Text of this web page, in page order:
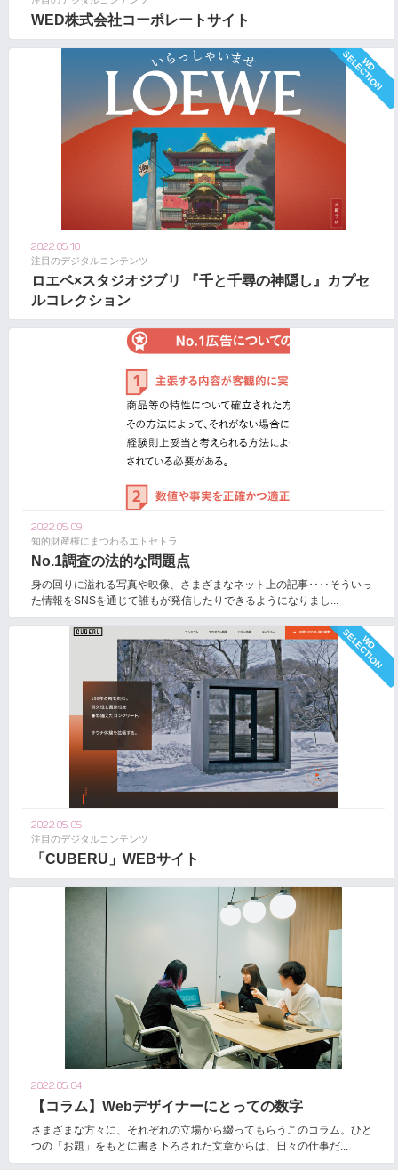
WED株式会社コーポレートサイト
2022.05.10
注目のデジタルコンテンツ
ロエベ×スタジオジブリ 『千と千尋の神隠し』カプセ
ルコレクション
2022.05.09
知的財産権にまつわるエトセトラ
No.1調査の法的な問題点
身の回りに溢れる写真や映像、さまざまなネット上の記事‥‥そういっ
た情報をSNSを通じて誰もが発信したりできるようになりまし...
2022.05.05
注目のデジタルコンテンツ
「CUBERU」WEBサイト
2022.05.04
【コラム】Webデザイナーにとっての数字
さまざまな方々に、それぞれの立場から綴ってもらうこのコラム。ひと
つの「お題」をもとに書き下ろされた文章からは、日々の仕事だ...